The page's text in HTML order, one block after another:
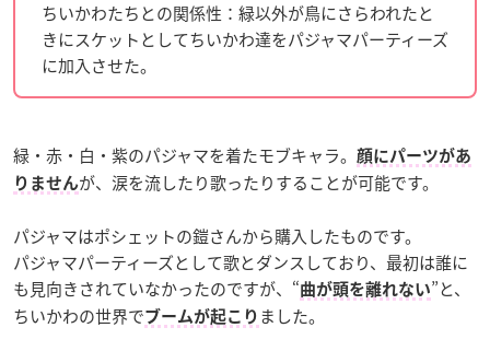
ちいかわたちとの関係性：緑以外が鳥にさらわれたと
きにスケットとしてちいかわ達をパジャマパーティーズ
に加入させた。
緑・赤・白・紫のパジャマを着たモブキャラ。 顔にパーツがあ
りませんが、涙を流したり歌ったりすることが可能です。
パジャマはポシェットの鎧さんから購入したものです。
パジャマパーティーズとして歌とダンスしており、最初は誰に
も見向きされていなかったのですが、“曲が頭を離れない”と、
ちいかわの世界でブームが起こり ました。